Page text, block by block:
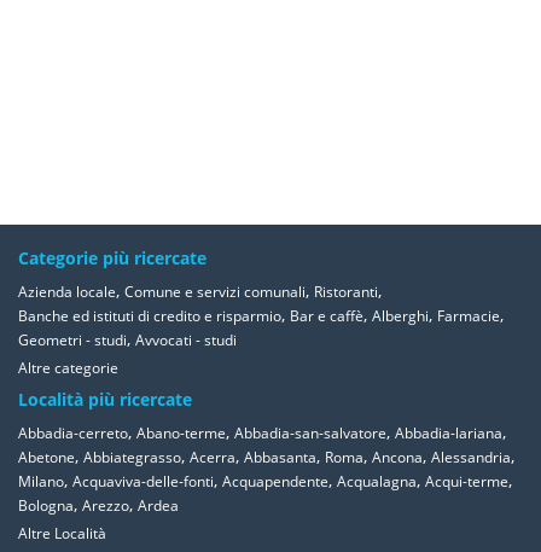
Categorie più ricercate
Azienda locale, Comune e servizi comunali, Ristoranti,
Banche ed istituti di credito e risparmio, Bar e caffè, Alberghi, Farmacie,
Geometri - studi, Avvocati - studi
Altre categorie
Località più ricercate
Abbadia-cerreto, Abano-terme, Abbadia-san-salvatore, Abbadia-lariana,
Abetone, Abbiategrasso, Acerra, Abbasanta, Roma, Ancona, Alessandria,
Milano, Acquaviva-delle-fonti, Acquapendente, Acqualagna, Acqui-terme,
Bologna, Arezzo, Ardea
Altre Località